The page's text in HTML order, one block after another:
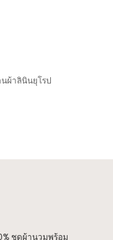
ผ้าลินินยุโรป